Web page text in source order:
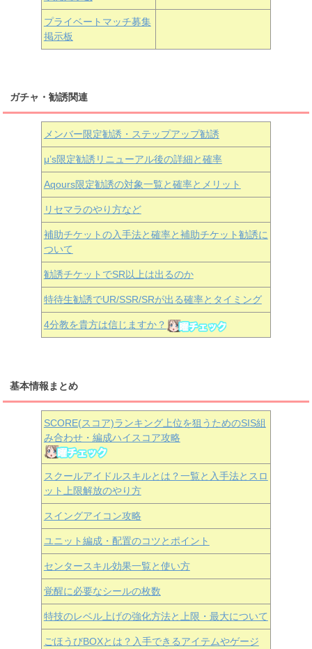
朝香果林 近江彼方 エマ・ヴェルデ
プライベートマッチ募集
掲示板
ガチャ・勧誘関連
メンバー限定勧誘・ステップアップ勧誘
μ’s限定勧誘リニューアル後の詳細と確率
Aqours限定勧誘の対象一覧と確率とメリット
リセマラのやり方など
補助チケットの入手法と確率と補助チケット勧誘に
ついて
勧誘チケットでSR以上は出るのか
特待生勧誘でUR/SSR/SRが出る確率とタイミング
4分教を貴方は信じますか？
基本情報まとめ
SCORE(スコア)ランキング上位を狙うためのSIS組
み合わせ・編成ハイスコア攻略
スクールアイドルスキルとは？一覧と入手法とスロ
ット上限解放のやり方
スイングアイコン攻略
ユニット編成・配置のコツとポイント
センタースキル効果一覧と使い方
覚醒に必要なシールの枚数
特技のレベル上げの強化方法と上限・最大について
ごほうびBOXとは？入手できるアイテムやゲージ